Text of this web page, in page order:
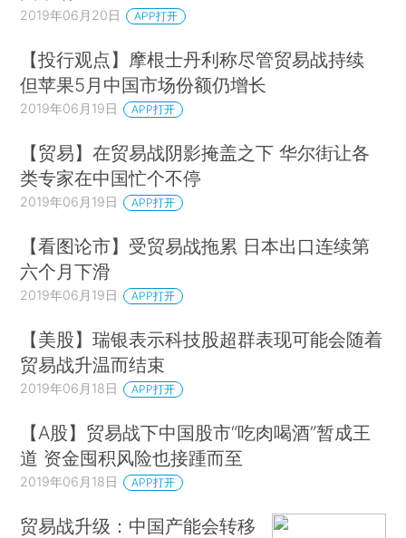
2019年06月20日 APP打开
【投行观点】摩根士丹利称尽管贸易战持续
但苹果5月中国市场份额仍增长
2019年06月19日 APP打开
【贸易】在贸易战阴影掩盖之下 华尔街让各
类专家在中国忙个不停
2019年06月19日 APP打开
【看图论市】受贸易战拖累 日本出口连续第
六个月下滑
2019年06月19日 APP打开
【美股】瑞银表示科技股超群表现可能会随着
贸易战升温而结束
2019年06月18日 APP打开
【A股】贸易战下中国股市“吃肉喝酒”暂成王
道 资金囤积风险也接踵而至
2019年06月18日 APP打开
贸易战升级：中国产能会转移